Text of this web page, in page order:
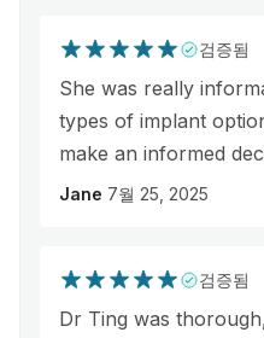
검증됨
She was really
types of implant
make an informed
Jane 7월 25, 2025
검증됨
Dr Ting was